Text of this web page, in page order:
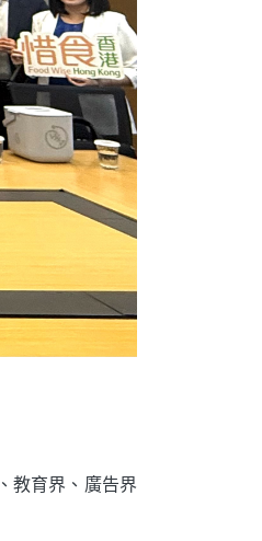
教育界、廣告界